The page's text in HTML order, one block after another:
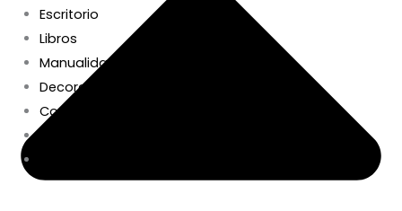
Escritorio
Libros
Manualidades+DIY
Decoración y Hogar
Complementos